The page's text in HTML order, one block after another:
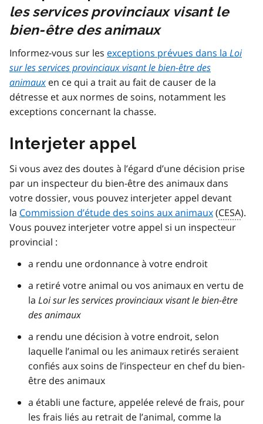
les services provinciaux visant le
bien-être des animaux
Informez-vous sur les exceptions prévues dans la Loi
sur les services provinciaux visant le bien-être des
animaux en ce qui a trait au fait de causer de la
détresse et aux normes de soins, notamment les
exceptions concernant la chasse.
Interjeter appel
Si vous avez des doutes à l’égard d’une décision prise
par un inspecteur du bien-être des animaux dans
votre dossier, vous pouvez interjeter appel devant
la Commission d’étude des soins aux animaux(CESA).
Vous pouvez interjeter votre appel si un inspecteur
provincial :
a rendu une ordonnance à votre endroit
a retiré votre animal ou vos animaux en vertu de
la Loi sur les services provinciaux visant le bien-être
des animaux
a rendu une décision à votre endroit, selon
laquelle l’animal ou les animaux retirés seraient
confiés aux soins de l’inspecteur en chef du bien-
être des animaux
a établi une facture, appelée relevé de frais, pour
les frais liés au retrait de l’animal, comme la